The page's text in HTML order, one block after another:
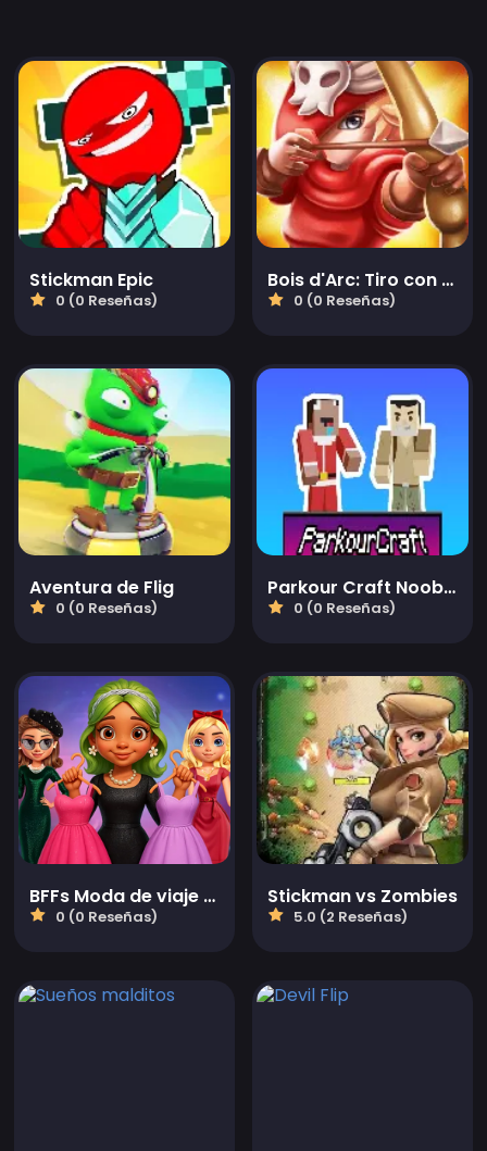
Stickman Epic
0 (0 Reseñas)
Bois d'Arc: Tiro con arco
0 (0 Reseñas)
Aventura de Flig
0 (0 Reseñas)
Parkour Craft Noob Steve
0 (0 Reseñas)
BFFs Moda de viaje en el tiempo retro
0 (0 Reseñas)
Stickman vs Zombies
5.0 (2 Reseñas)